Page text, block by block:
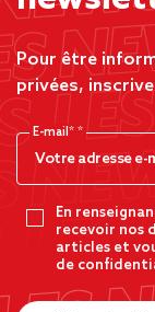
Pour être
privées,
E-mail*
En
recevoir nos
articles et
de